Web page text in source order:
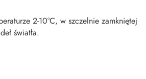
2-10°C, w szczelnie zamkniętej
światła.